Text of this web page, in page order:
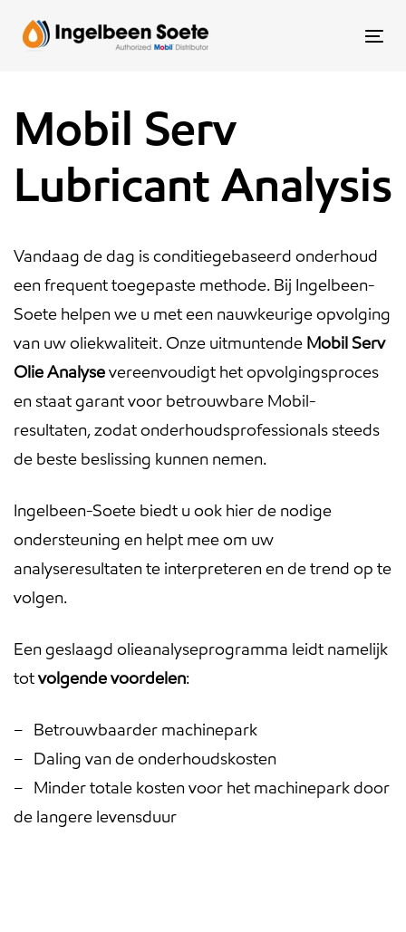
links
Mobil Serv
Lubricant Analysis
Vandaag de dag is conditiegebaseerd onderhoud
een frequent toegepaste methode. Bij Ingelbeen-
Soete helpen we u met een nauwkeurige opvolging
van uw oliekwaliteit. Onze uitmuntende Mobil Serv
Olie Analysevereenvoudigt het opvolgingsproces
en staat garant voor betrouwbare Mobil-
resultaten, zodat onderhoudsprofessionals steeds
de beste beslissing kunnen nemen.
Ingelbeen-Soete biedt u ook hier de nodige
ondersteuning en helpt mee om uw
analyseresultaten te interpreteren en de trend op te
volgen.
Een geslaagd olieanalyseprogramma leidt namelijk
totvolgende voordelen:
– Betrouwbaarder machinepark
– Daling van de onderhoudskosten
– Minder totale kosten voor het machinepark door
de langere levensduur